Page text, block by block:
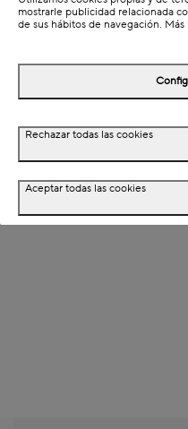
Detalles del producto
Descripción
Dimensiones
mostrarle publicidad relacionada
de sus hábitos de navegación.
Rechazar todas las cookies
Aceptar todas las cookies